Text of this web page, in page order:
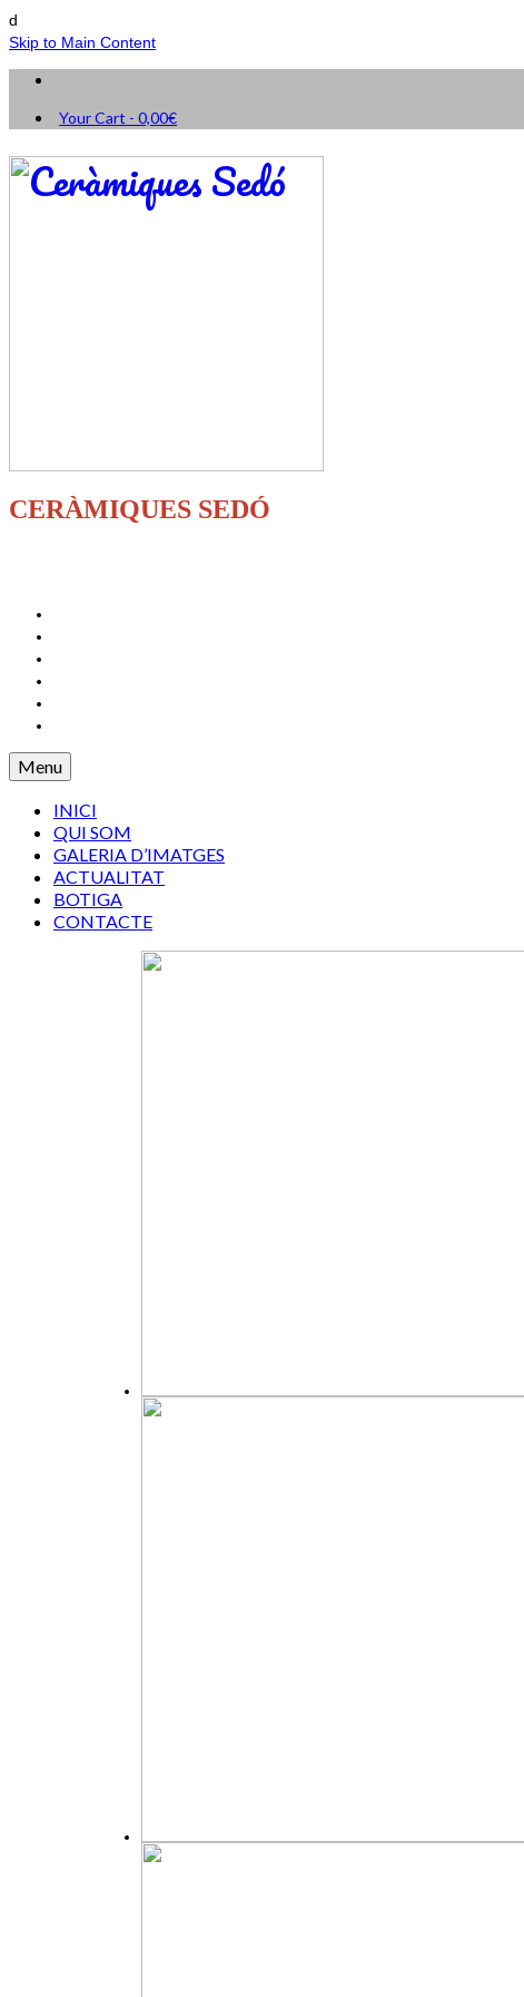
d
Skip to Main Content
Your Cart - 0,00€
CERÀMIQUES SEDÓ
Menu
INICI
QUI SOM
GALERIA D’IMATGES
ACTUALITAT
BOTIGA
CONTACTE